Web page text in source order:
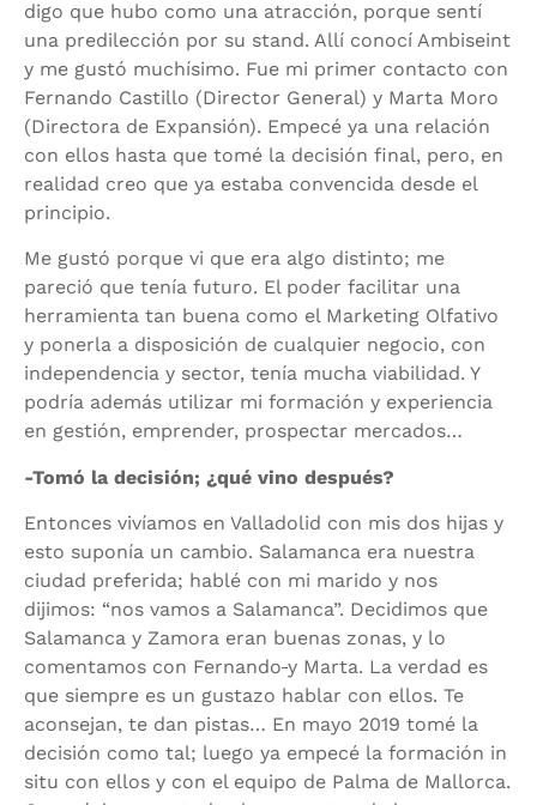
digo que hubo como una atracción, porque sentí
una predilección por su stand. Allí conocí Ambiseint
y me gustó muchísimo. Fue mi primer contacto con
Fernando Castillo (Director General) y Marta Moro
(Directora de Expansión). Empecé ya una relación
con ellos hasta que tomé la decisión final, pero, en
realidad creo que ya estaba convencida desde el
principio.
Me gustó porque vi que era algo distinto; me
pareció que tenía futuro. El poder facilitar una
herramienta tan buena como el Marketing Olfativo
y ponerla a disposición de cualquier negocio, con
independencia y sector, tenía mucha viabilidad. Y
podría además utilizar mi formación y experiencia
en gestión, emprender, prospectar mercados…
-Tomó la decisión; ¿qué vino después?
Entonces vivíamos en Valladolid con mis dos hijas y
esto suponía un cambio. Salamanca era nuestra
ciudad preferida; hablé con mi marido y nos
dijimos: “nos vamos a Salamanca”. Decidimos que
Salamanca y Zamora eran buenas zonas, y lo
comentamos con Fernando y Marta. La verdad es
que siempre es un gustazo hablar con ellos. Te
aconsejan, te dan pistas… En mayo 2019 tomé la
decisión como tal; luego ya empecé la formación in
situ con ellos y con el equipo de Palma de Mallorca.